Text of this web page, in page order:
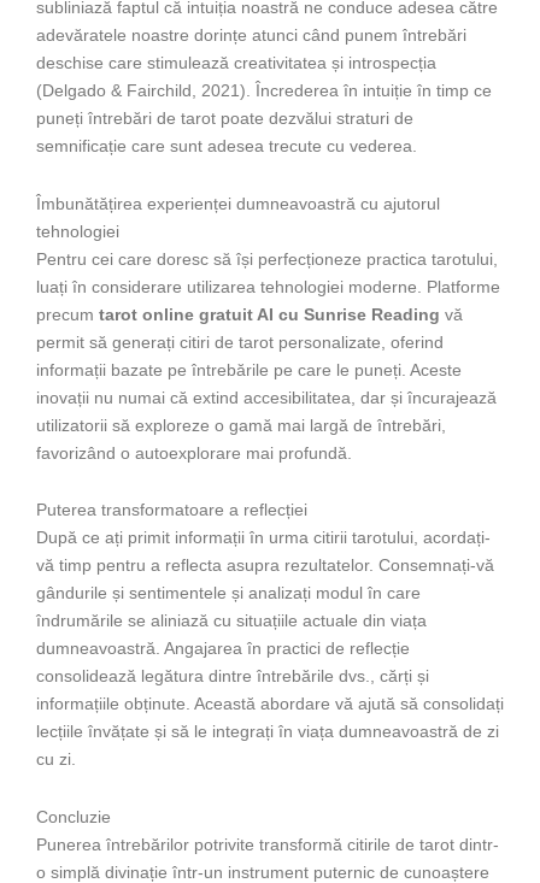
subliniază faptul că intuiția noastră ne conduce adesea către
adevăratele noastre dorințe atunci când punem întrebări
deschise care stimulează creativitatea și introspecția
(Delgado & Fairchild, 2021). Încrederea în intuiție în timp ce
puneți întrebări de tarot poate dezvălui straturi de
semnificație care sunt adesea trecute cu vederea.
Îmbunătățirea experienței dumneavoastră cu ajutorul
tehnologiei
Pentru cei care doresc să își perfecționeze practica tarotului,
luați în considerare utilizarea tehnologiei moderne. Platforme
precum tarot online gratuit AI cu Sunrise Reading vă
permit să generați citiri de tarot personalizate, oferind
informații bazate pe întrebările pe care le puneți. Aceste
inovații nu numai că extind accesibilitatea, dar și încurajează
utilizatorii să exploreze o gamă mai largă de întrebări,
favorizând o autoexplorare mai profundă.
Puterea transformatoare a reflecției
După ce ați primit informații în urma citirii tarotului, acordați-
vă timp pentru a reflecta asupra rezultatelor. Consemnați-vă
gândurile și sentimentele și analizați modul în care
îndrumările se aliniază cu situațiile actuale din viața
dumneavoastră. Angajarea în practici de reflecție
consolidează legătura dintre întrebările dvs., cărți și
informațiile obținute. Această abordare vă ajută să consolidați
lecțiile învățate și să le integrați în viața dumneavoastră de zi
cu zi.
Concluzie
Punerea întrebărilor potrivite transformă citirile de tarot dintr-
o simplă divinație într-un instrument puternic de cunoaștere